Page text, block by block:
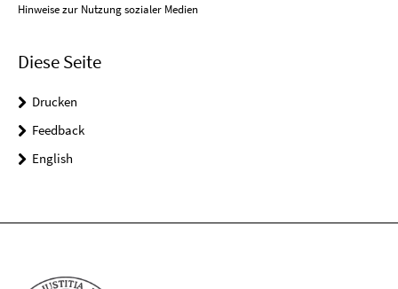
Hinweise zur Nutzung sozialer Medien
Diese Seite
Drucken
Feedback
English